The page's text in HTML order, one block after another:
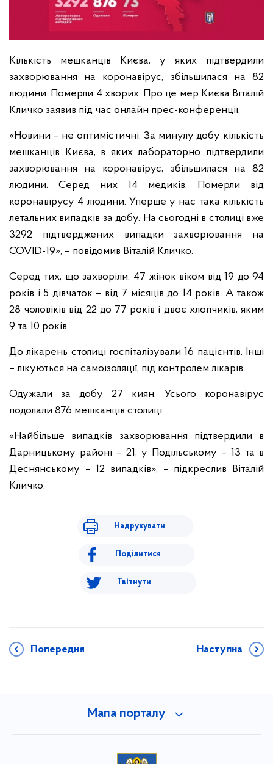
Кількість мешканців Києва, у яких підтвердили
захворювання на коронавірус, збільшилася на 82
людини. Померли 4 хворих. Про це мер Києва Віталій
Кличко заявив під час онлайн прес-конференції.
«Новини – не оптимістичні. За минулу добу кількість
мешканців Києва, в яких лабораторно підтвердили
захворювання на коронавірус, збільшилася на 82
людини. Серед них 14 медиків. Померли від
коронавірусу 4 людини. Уперше у нас така кількість
летальних випадків за добу. На сьогодні в столиці вже
3292 підтверджених випадки захворювання на
COVID-19», – повідомив Віталій Кличко.
Серед тих, що захворіли: 47 жінок віком від 19 до 94
років і 5 дівчаток – від 7 місяців до 14 років. А також
28 чоловіків від 22 до 77 років і двоє хлопчиків, яким
9 та 10 років.
До лікарень столиці госпіталізували 16 пацієнтів. Інші
– лікуються на самоізоляції, під контролем лікарів.
Одужали за добу 27 киян. Усього коронавірус
подолали 876 мешканців столиці.
«Найбільше випадків захворювання підтвердили в
Дарницькому районі – 21, у Подільському – 13 та в
Деснянському – 12 випадків», – підкреслив Віталій
Кличко.
Надрукувати
Поділитися
Твітнути
Попередня Наступна
Мапа порталу